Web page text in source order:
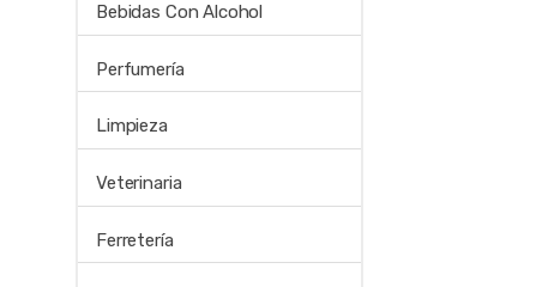
Bebidas Con Alcohol
Perfumería
Limpieza
Veterinaria
Ferretería